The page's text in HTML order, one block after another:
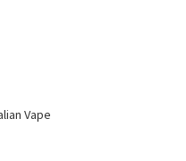
Vape